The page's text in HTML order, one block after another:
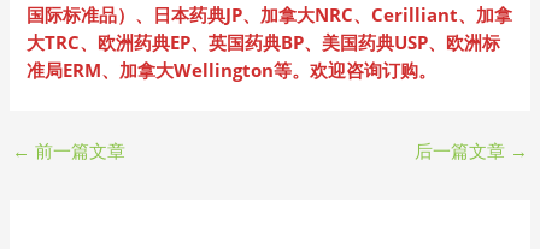
国际标准品）、日本药典JP、加拿大NRC、Cerilliant、加拿
大TRC、欧洲药典EP、英国药典BP、美国药典USP、欧洲标
准局ERM、加拿大Wellington等。欢迎咨询订购。
← 前一篇文章 后一篇文章 →